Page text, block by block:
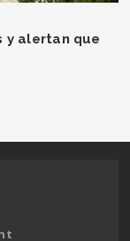
y alertan que